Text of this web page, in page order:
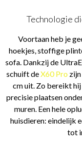
Technologie
Voortaan heb je
hoekjes, stoffige
sofa. Dankzij de
schuift deX60 Pro
cm uit. Zo bereikt
precisie plaatsen
muren. Een hele
huisdieren: eindelijk
tot